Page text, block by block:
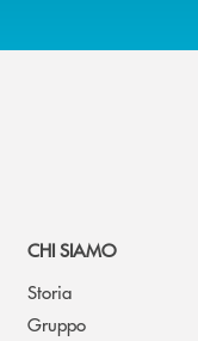
CHI SIAMO
Storia
Gruppo